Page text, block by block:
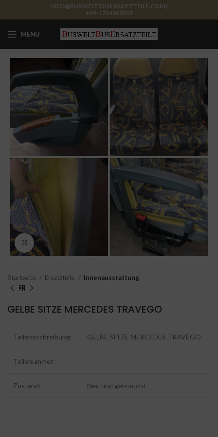
INFO@BUSWELTBUSERSATZTEILE.COM |
+49-1714960701
MENU
Click to enlarge
Startseite Ersatzteile Innenausstattung
GELBE SITZE MERCEDES TRAVEGO
Teilebeschreibung: GELBE SITZE MERCEDES TRAVEGO
Teilenummer:
Zustand: Neu und gebraucht